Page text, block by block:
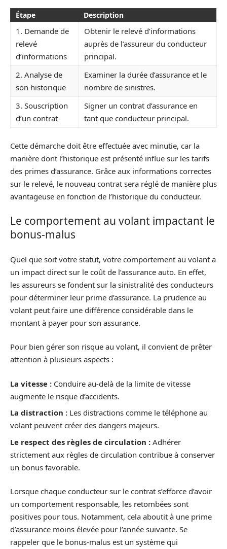
Étape Description
1. Demande de
relevé
d’informations
Obtenir le relevé d’informations
auprès de l’assureur du conducteur
principal.
2. Analyse de
son historique
Examiner la durée d’assurance et le
nombre de sinistres.
3. Souscription
d’un contrat
Signer un contrat d’assurance en
tant que conducteur principal.
Cette démarche doit être effectuée avec minutie, car la
manière dont l’historique est présenté influe sur les tarifs
des primes d’assurance. Grâce aux informations correctes
sur le relevé, le nouveau contrat sera réglé de manière plus
avantageuse en fonction de l’historique du conducteur.
Le comportement au volant impactant le
bonus-malus
Quel que soit votre statut, votre comportement au volant a
un impact direct sur le coût de l’assurance auto. En effet,
les assureurs se fondent sur la sinistralité des conducteurs
pour déterminer leur prime d’assurance. La prudence au
volant peut faire une différence considérable dans le
montant à payer pour son assurance.
Pour bien gérer son risque au volant, il convient de prêter
attention à plusieurs aspects :
La vitesse : Conduire au-delà de la limite de vitesse
augmente le risque d’accidents.
La distraction : Les distractions comme le téléphone au
volant peuvent créer des dangers majeurs.
Le respect des règles de circulation : Adhérer
strictement aux règles de circulation contribue à conserver
un bonus favorable.
Lorsque chaque conducteur sur le contrat s’efforce d’avoir
un comportement responsable, les retombées sont
positives pour tous. Notamment, cela aboutit à une prime
d’assurance moins élevée pour l’année suivante. Se
rappeler que le bonus-malus est un système qui